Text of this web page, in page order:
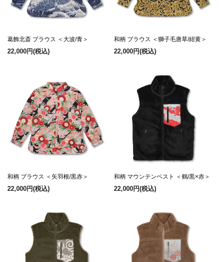
葛飾北斎 ブラウス ＜大波/青＞
22,000円(税込)
和柄 ブラウス ＜獅子毛唐草/紺黄＞
22,000円(税込)
和柄 ブラウス ＜矢羽根/黒赤＞
22,000円(税込)
和柄 マウンテンベスト ＜鶴/黒×赤＞
22,000円(税込)